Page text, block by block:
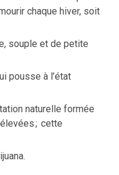
chaque hiver, soit
souple et de petite
pousse à l’état
naturelle formée
; cette